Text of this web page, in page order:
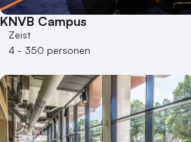
100 - 250 personen
250 - 500 personen
500+ personen
Buitenlocatie
Duurzame locatie
Groene locatie
KNVB Campus
Zeist
4 - 350 personen